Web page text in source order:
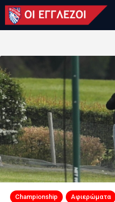
LONDON CALLING
ΚΑΤΗΓΟΡΙΕΣ
ΟΜΑΔΕΣ
ΠΟΙΟΙ ΕΙΜΑΣΤΕ
Championship Αφιερώματα